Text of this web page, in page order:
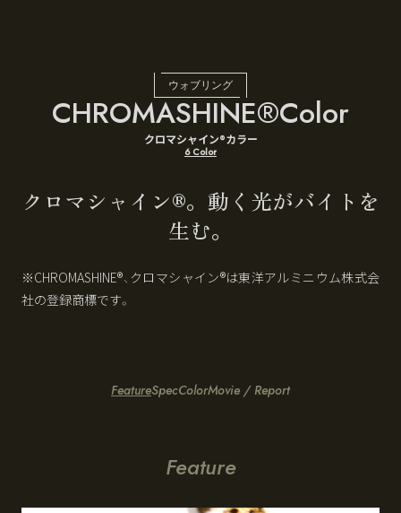
CHROMASHINE®Color
クロマシャイン®カラー
6 Color
クロマシャイン®。動く光がバイトを
生む。
※CHROMASHINE®、クロマシャイン®は東洋アルミニウム株式会
社の登録商標です。
ウォブリング
FeatureSpecColorMovie / Report
Feature